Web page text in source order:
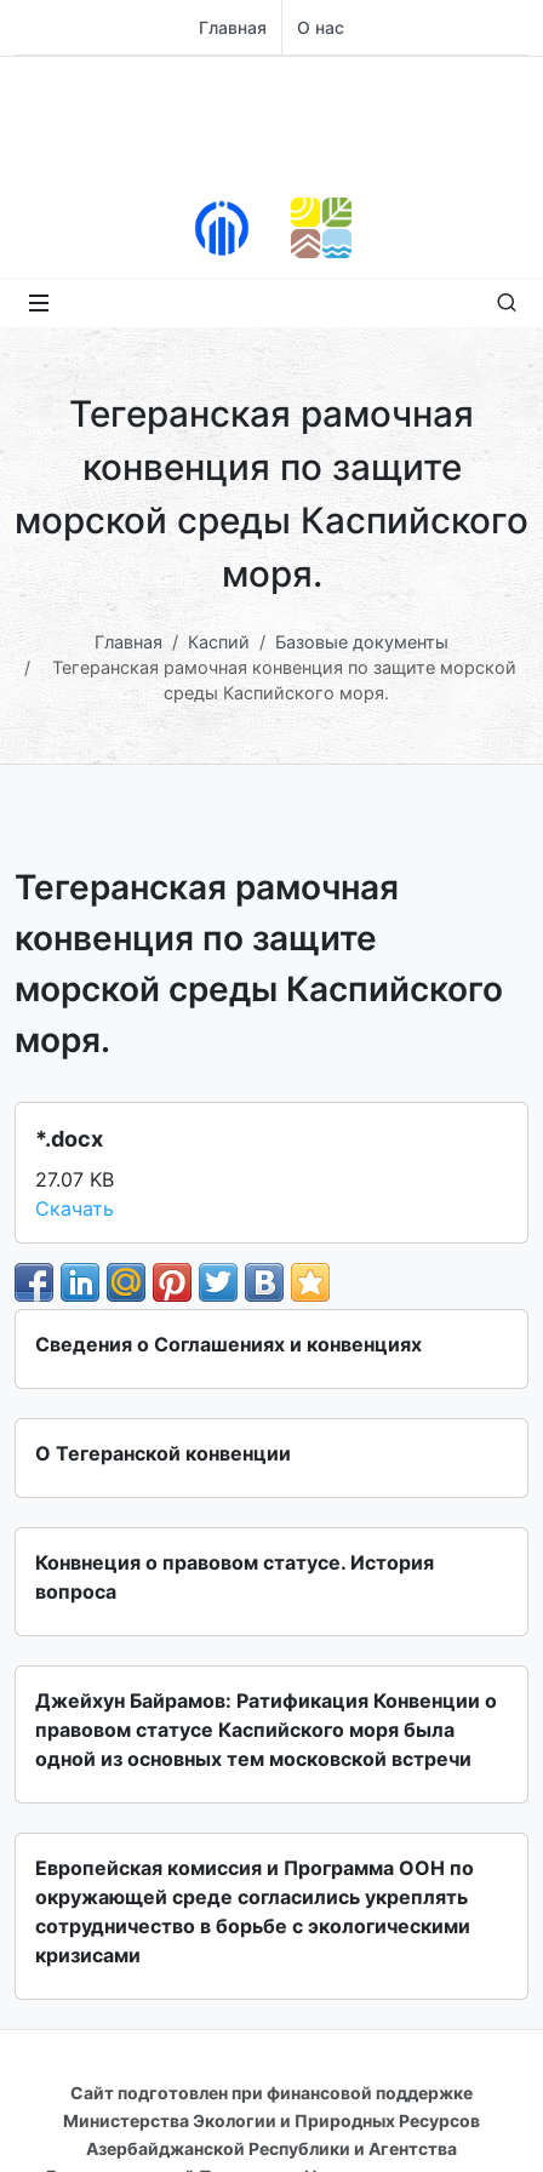
Главная О нас
Тегеранская рамочная
конвенция по защите
морской среды Каспийского
моря.
Главная Каспий
Базовые документы
Тегеранская рамочная конвенция по защите морской
среды Каспийского моря.
Тегеранская рамочная
конвенция по защите
морской среды Каспийского
моря.
*.docx
27.07 KB
Скачать
Сведения о Соглашениях и конвенциях
О Тегеранской конвенции
Конвнеция о правовом статусе. История
вопроса
Джейхун Байрамов: Ратификация Конвенции о
правовом статусе Каспийского моря была
одной из основных тем московской встречи
Европейская комиссия и Программа ООН по
окружающей среде согласились укреплять
сотрудничество в борьбе с экологическими
кризисами
Сайт подготовлен при финансовой поддержке
Министерства Экологии и Природных Ресурсов
Азербайджанской Республики и Агентства